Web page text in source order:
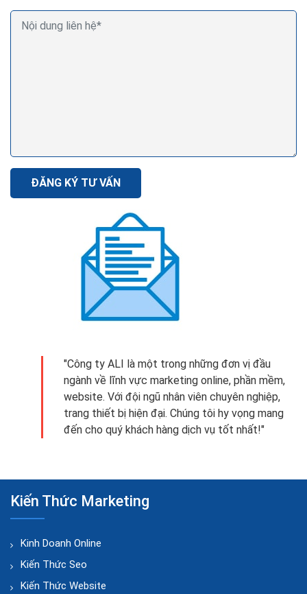
ĐĂNG KÝ TƯ VẤN
"Công ty ALI là một trong những đơn vị đầu
ngành về lĩnh vực marketing online, phần mềm,
website. Với đội ngũ nhân viên chuyên nghiệp,
trang thiết bị hiện đại. Chúng tôi hy vọng mang
đến cho quý khách hàng dịch vụ tốt nhất!"
Kiến Thức Marketing
Kinh Doanh Online
Kiến Thức Seo
Kiến Thức Website